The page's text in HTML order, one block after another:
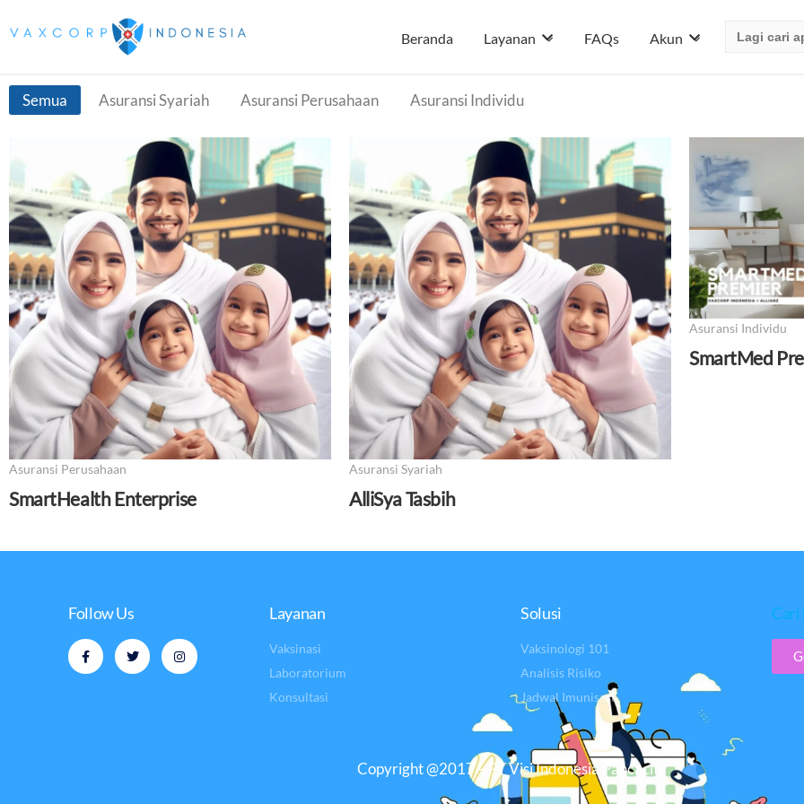
Beranda Layanan FAQs Akun
for:
Semua Asuransi Syariah Asuransi Perusahaan Asuransi Individu
Asuransi Perusahaan
SmartHealth Enterprise
Asuransi Syariah
AlliSya Tasbih
Asuransi Individu
SmartMed
Follow Us Layanan
Vaksinasi
Laboratorium
Konsultasi
Solusi
Vaksinologi 101
Analisis Risiko
Jadwal Imunisasi
Copyright @2017 – PT Visi Indonesia Pancacita